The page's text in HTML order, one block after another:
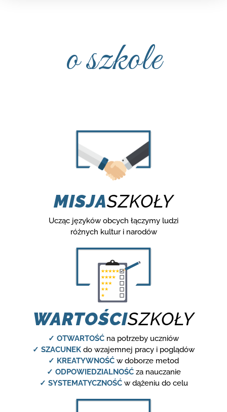
o szkole
MISJASZKOŁY
Ucząc języków obcych łączymy ludzi
różnych kultur i narodów
WARTOŚCISZKOŁY
✓ OTWARTOŚĆ na potrzeby uczniów
✓ SZACUNEK do wzajemnej pracy i poglądów
✓ KREATYWNOŚĆ w doborze metod
✓ ODPOWIEDZIALNOŚĆza nauczanie
✓ SYSTEMATYCZNOŚĆw dążeniu do celu